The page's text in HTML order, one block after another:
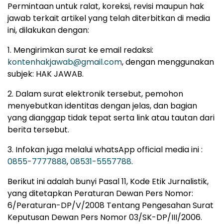
Permintaan untuk ralat, koreksi, revisi maupun hak
jawab terkait artikel yang telah diterbitkan di media
ini, dilakukan dengan:
1. Mengirimkan surat ke email redaksi:
kontenhakjawab@gmail.com, dengan menggunakan
subjek: HAK JAWAB.
2. Dalam surat elektronik tersebut, pemohon
menyebutkan identitas dengan jelas, dan bagian
yang dianggap tidak tepat serta link atau tautan dari
berita tersebut.
3. Infokan juga melalui whatsApp official media ini :
0855-7777888,08531-5557788.
Berikut ini adalah bunyi Pasal 11, Kode Etik Jurnalistik,
yang ditetapkan Peraturan Dewan Pers Nomor:
6/Peraturan-DP/V/2008 Tentang Pengesahan Surat
Keputusan Dewan Pers Nomor 03/SK-DP/III/2006.